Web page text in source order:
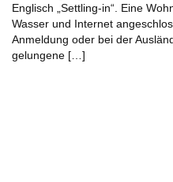
Englisch „Settling-in“. Eine
Wasser und Internet
Anmeldung oder bei der
gelungene […]